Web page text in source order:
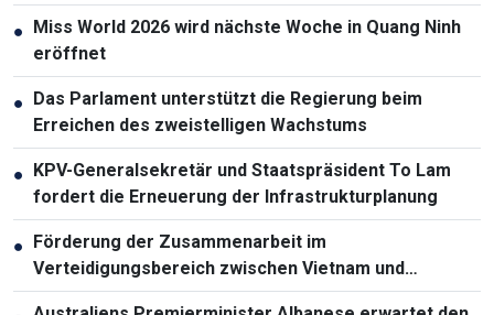
● Miss World 2026 wird nächste Woche in Quang Ninh
eröffnet
● Das Parlament unterstützt die Regierung beim
Erreichen des zweistelligen Wachstums
● KPV-Generalsekretär und Staatspräsident To Lam
fordert die Erneuerung der Infrastrukturplanung
● Förderung der Zusammenarbeit im
Verteidigungsbereich zwischen Vietnam und
Malaysia